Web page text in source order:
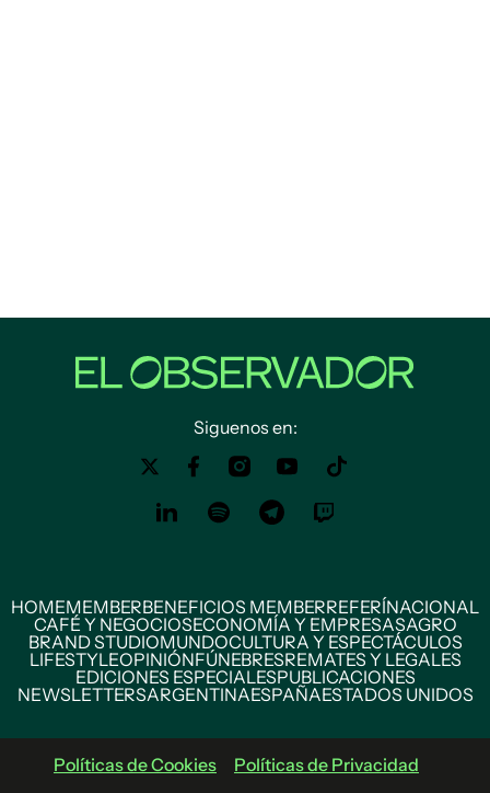
Siguenos en:
HOMEMEMBERBENEFICIOS MEMBERREFERÍNACIONAL
CAFÉ Y NEGOCIOSECONOMÍA Y EMPRESASAGRO
BRAND STUDIOMUNDOCULTURA Y ESPECTÁCULOS
LIFESTYLEOPINIÓNFÚNEBRESREMATES Y LEGALES
EDICIONES ESPECIALESPUBLICACIONES
NEWSLETTERSARGENTINAESPAÑAESTADOS UNIDOS
Políticas de Cookies
Políticas de Privacidad